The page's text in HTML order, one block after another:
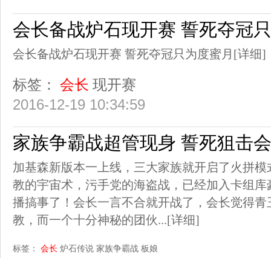
会长备战炉石现开赛 誓死夺冠
会长备战炉石现开赛 誓死夺冠只为度蜜月 [详细]
标签： 会长 现开赛
2016-12-19 10:34:59
家族争霸战超管现身 誓死狙击
加基森新版本一上线，三大家族就开启了火拼
教的宇宙术，污手党的海盗战，已经加入卡组
播搞事了！会长一言不合就开战了，会长觉得
教，而一个十分神秘的团伙...[详细]
标签： 会长 炉石传说 家族争霸战 板娘